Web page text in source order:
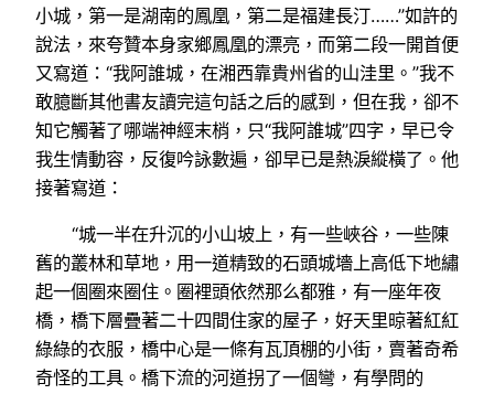
小城，第一是湖南的鳳凰，第二是福建長汀……”如許的
說法，來夸贊本身家鄉鳳凰的漂亮，而第二段一開首便
又寫道：“我阿誰城，在湘西靠貴州省的山洼里。”我不
敢臆斷其他書友讀完這句話之后的感到，但在我，卻不
知它觸著了哪端神經末梢，只“我阿誰城”四字，早已令
我生情動容，反復吟詠數遍，卻早已是熱淚縱橫了。他
接著寫道：
“城一半在升沉的小山坡上，有一些峽谷，一些陳
舊的叢林和草地，用一道精致的石頭城墻上高低下地繡
起一個圈來圈住。圈裡頭依然那么都雅，有一座年夜
橋，橋下層疊著二十四間住家的屋子，好天里晾著紅紅
綠綠的衣服，橋中心是一條有瓦頂棚的小街，賣著奇希
奇怪的工具。橋下流的河道拐了一個彎，有學問的